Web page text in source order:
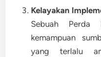
Kelayakan
Sebuah Perda
kemampuan
yang terlalu